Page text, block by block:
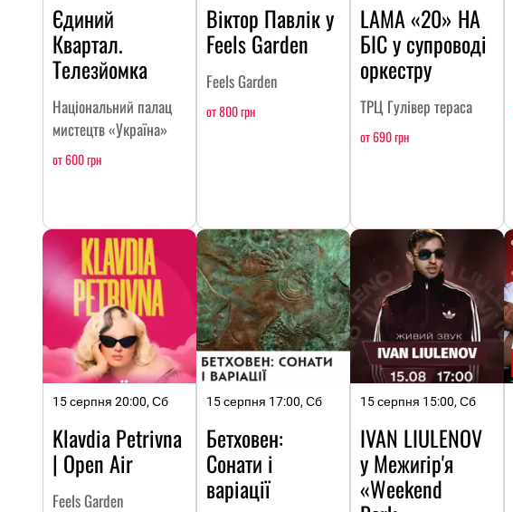
Єдиний
Квартал.
Телезйомка
Національний палац
мистецтв «Україна»
от 600 грн
Віктор Павлік у
Feels Garden
Feels Garden
от 800 грн
LAMA «20» НА
БІС у супроводі
оркестру
ТРЦ Гулівер тераса
от 690 грн
15 серпня 20:00, Сб
Klavdia Petrivna
| Open Air
Feels Garden
15 серпня 17:00, Сб
Бетховен:
Сонати і
варіації
15 серпня 15:00, Сб
IVAN LIULENOV
у Межигір'я
«Weekend